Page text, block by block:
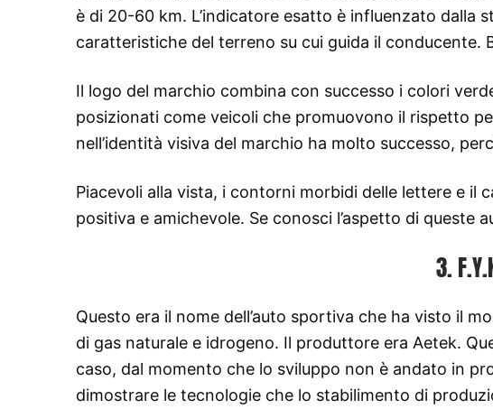
è di 20-60 km. L’indicatore esatto è influenzato dalla
caratteristiche del terreno su cui guida il conducente.
Il logo del marchio combina con successo i colori
posizionati come veicoli che promuovono il rispetto
nell’identità visiva del marchio ha molto successo,
Piacevoli alla vista, i contorni morbidi delle lettere e il
positiva e amichevole. Se conosci l’aspetto di queste
3.
Questo era il nome dell’auto sportiva che ha visto il
di gas naturale e idrogeno. Il produttore era Aetek.
caso, dal momento che lo sviluppo non è andato in
dimostrare le tecnologie che lo stabilimento di